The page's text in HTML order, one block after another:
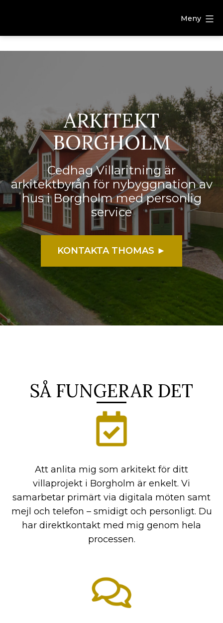
Meny
ARKITEKT
BORGHOLM
Cedhag Villaritning är
arkitektbyrån för nybyggnation av
hus i Borgholm med personlig
service
KONTAKTA THOMAS ►
SÅ FUNGERAR DET
Att anlita mig som arkitekt för ditt
villaprojekt i Borgholm är enkelt. Vi
samarbetar primärt via digitala möten samt
mejl och telefon – smidigt och personligt. Du
har direktkontakt med mig genom hela
processen.